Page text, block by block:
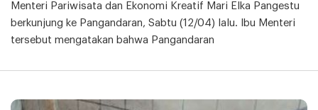
Menteri Pariwisata dan Ekonomi Kreatif Mari Elka Pangestu
berkunjung ke Pangandaran, Sabtu (12/04) lalu. Ibu Menteri
tersebut mengatakan bahwa Pangandaran